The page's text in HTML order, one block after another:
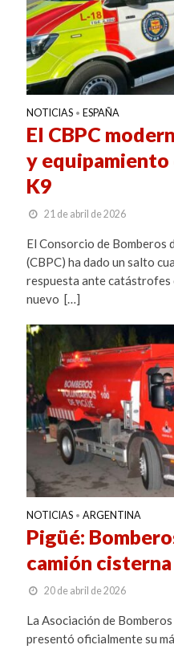
NOTICIAS • ESPAÑA
El CBPC
y equipamiento
K9
21 de abril de 2026
El Consorcio de Bomberos
(CBPC) ha dado un salto
respuesta ante catástrofes
nuevo […]
NOTICIAS • ARGENTINA
Pigüé:
camión
20 de abril de 2026
La Asociación de
presentó oficialmente su